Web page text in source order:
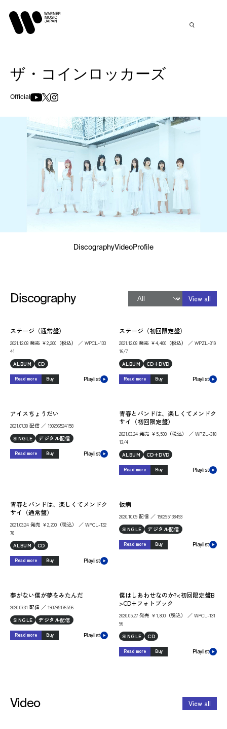
ザ・コインロッカーズ
Official
DiscographyVideoProfile
Discography View all
ステージ（通常盤）
2021.12.08 発売 ￥2,200（税込） ／ WPCL-133
41
ALBUM
CD
Read more Buy Playlist
ステージ（初回限定盤）
2021.12.08 発売 ￥4,400（税込） ／ WPZL-319
16/7
ALBUM
CD+DVD
Read more Buy Playlist
アイスちょうだい
2021.07.30 配信 ／ 190296524158
SINGLE
デジタル配信
Read more Buy Playlist
青春とバンドは、楽しくてメンドク
サイ（初回限定盤）
2021.03.24 発売 ￥5,500（税込） ／ WPZL-318
13/4
ALBUM
CD+DVD
Read more Buy Playlist
青春とバンドは、楽しくてメンドク
サイ（通常盤）
2021.03.24 発売 ￥2,200（税込） ／ WPCL-132
78
ALBUM
CD
Read more Buy Playlist
仮病
2020.10.09 配信 ／ 190295138493
SINGLE
デジタル配信
Read more Buy Playlist
夢がない僕が夢をみたんだ
2020.07.31 配信 ／ 190295176556
SINGLE
デジタル配信
Read more Buy Playlist
僕はしあわせなのか?<初回限定盤B
>CD+フォトブック
2020.05.27 発売 ￥1,800（税込） ／ WPCL-131
96
SINGLE
CD
Read more Buy Playlist
Video View all